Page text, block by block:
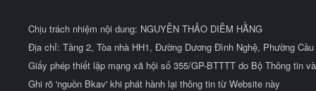
Chịu trách nhiệm nội dung: NGUYỄN THẢO DIỄM HẰNG
Địa chỉ: Tầng 2, Tòa nhà HH1, Đường Dương Đình Nghệ, Phường
Giấy phép thiết lập mạng xã hội số 355/GP-BTTTT do Bộ Thông tin
Ghi rõ 'nguồn Bkav' khi phát hành lại thông tin từ Website này